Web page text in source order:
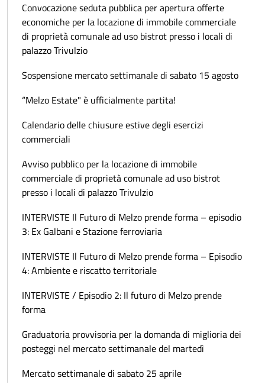
Convocazione seduta pubblica per apertura offerte
economiche per la locazione di immobile commerciale
di proprietà comunale ad uso bistrot presso i locali di
palazzo Trivulzio
Sospensione mercato settimanale di sabato 15 agosto
“Melzo Estate" è ufficialmente partita!
Calendario delle chiusure estive degli esercizi
commerciali
Avviso pubblico per la locazione di immobile
commerciale di proprietà comunale ad uso bistrot
presso i locali di palazzo Trivulzio
INTERVISTE Il Futuro di Melzo prende forma – episodio
3: Ex Galbani e Stazione ferroviaria
INTERVISTE Il Futuro di Melzo prende forma – Episodio
4: Ambiente e riscatto territoriale
INTERVISTE / Episodio 2: Il futuro di Melzo prende
forma
Graduatoria provvisoria per la domanda di miglioria dei
posteggi nel mercato settimanale del martedì
Mercato settimanale di sabato 25 aprile